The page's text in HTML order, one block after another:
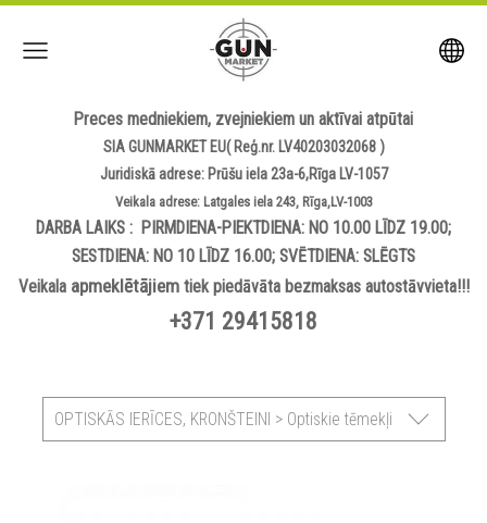
Preces medniekiem, zvejniekiem un aktīvai atpūtai
SIA GUNMARKET EU( Reģ.nr. LV40203032068 )
Juridiskā adrese: Prūšu iela 23a-6,Rīga LV-1057
Veikala adrese: Latgales iela 243, Rīga,LV-1003
DARBA LAIKS : PIRMDIENA-PIEKTDIENA: NO 10.00 LĪDZ 19.00;
SESTDIENA: NO 10 LĪDZ 16.00; SVĒTDIENA: SLĒGTS
Veikala apmeklētājiemtiek piedāvāta bezmaksas autostāvvieta!!!
+371 29415818
OPTISKĀS IERĪCES, KRONŠTEINI > Optiskie tēmekļi